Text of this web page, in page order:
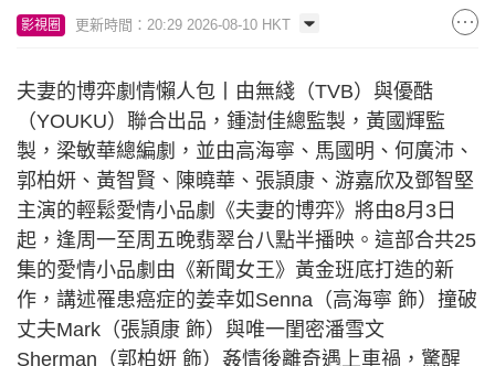
影視圈 更新時間：20:29 2026-08-10 HKT
夫妻的博弈劇情懶人包丨由無綫（TVB）與優酷
（YOUKU）聯合出品，鍾澍佳總監製，黃國輝監
製，梁敏華總編劇，並由高海寧、馬國明、何廣沛、
郭柏妍、黃智賢、陳曉華、張頴康、游嘉欣及鄧智堅
主演的輕鬆愛情小品劇《夫妻的博弈》將由8月3日
起，逢周一至周五晚翡翠台八點半播映。這部合共25
集的愛情小品劇由《新聞女王》黃金班底打造的新
作，講述罹患癌症的姜幸如Senna（高海寧 飾）撞破
丈夫Mark（張頴康 飾）與唯一閨密潘雪文
Sherman（郭柏妍 飾）姦情後離奇遇上車禍，驚醒